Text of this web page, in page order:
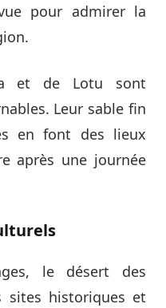
pour admirer la
et de Lotu sont
Leur sable fin
en font des lieux
après une journée
le désert des
sites historiques et